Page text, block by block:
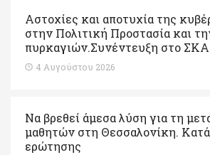
Αστοχίες και αποτυχία της
στην Πολιτική Προστασία και
πυρκαγιών.Συνέντευξη στο
4 Αυγούστου 2026
Να βρεθεί άμεσα λύση για τη
μαθητών στη Θεσσαλονίκη.
ερώτησης